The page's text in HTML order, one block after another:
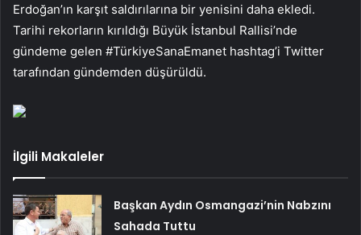
Erdoğan’ın karşıt saldırılarına bir yenisini daha ekledi.
Tarihi rekorların kırıldığı Büyük İstanbul Rallisi’nde
gündeme gelen #TürkiyeSanaEmanet hashtag’i Twitter
tarafından gündemden düşürüldü.
İlgili Makaleler
Başkan Aydın Osmangazi’nin Nabzını
Sahada Tuttu